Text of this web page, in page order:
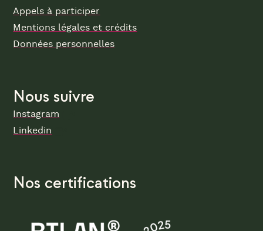
Appels à participer
Mentions légales et crédits
Données personnelles
Nous suivre
Instagram
Linkedin
Nos certifications